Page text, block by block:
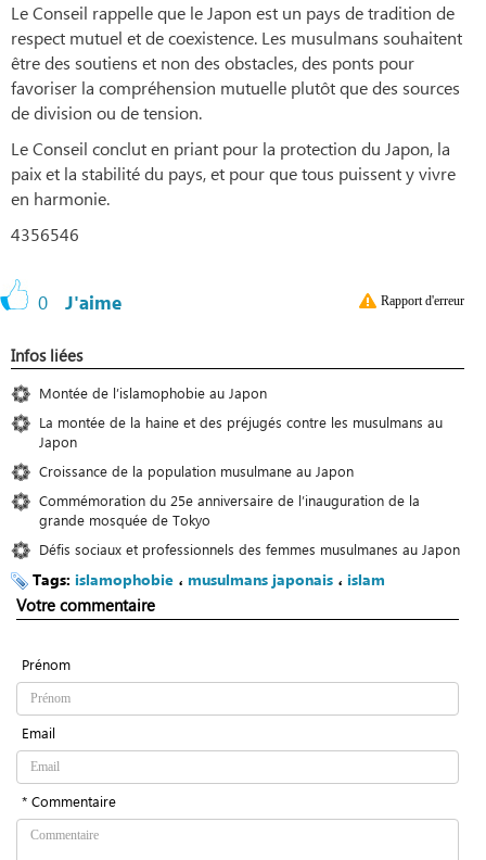
Le Conseil rappelle que le Japon est un pays de tradition de
respect mutuel et de coexistence. Les musulmans souhaitent
être des soutiens et non des obstacles, des ponts pour
favoriser la compréhension mutuelle plutôt que des sources
de division ou de tension.
Le Conseil conclut en priant pour la protection du Japon, la
paix et la stabilité du pays, et pour que tous puissent y vivre
en harmonie.
4356546
0 J'aime Rapport d'erreur
Infos liées
Montée de l’islamophobie au Japon
La montée de la haine et des préjugés contre les musulmans au
Japon
Croissance de la population musulmane au Japon
Commémoration du 25e anniversaire de l’inauguration de la
grande mosquée de Tokyo
Défis sociaux et professionnels des femmes musulmanes au Japon
Tags: islamophobie ، musulmans japonais ، islam
Votre commentaire
Prénom
Email
* Commentaire